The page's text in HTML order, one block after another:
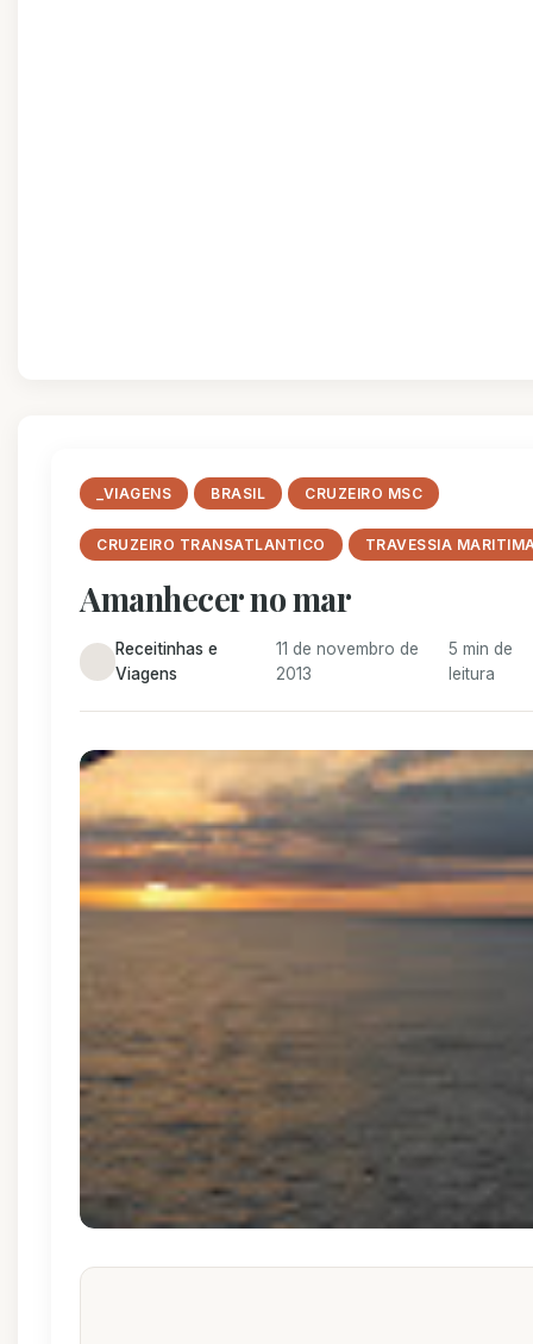
_VIAGENS BRASIL CRUZEIRO MSC
CRUZEIRO TRANSATLANTICO TRAVESSIA
Amanhecer no mar
Receitinhas e
Viagens
11 de novembro de
2013
5 min de
leitura